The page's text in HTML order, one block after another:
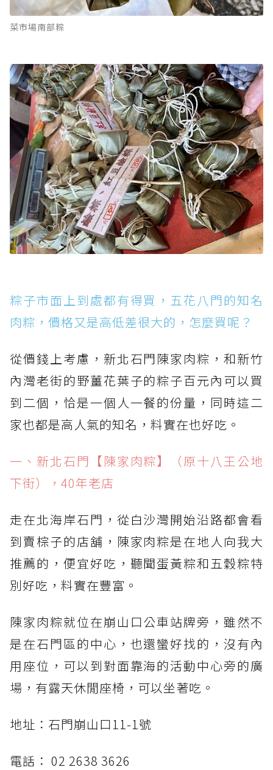
菜市場南部粽
粽子市面上到處都有得買，五花八門的知名
肉粽，價格又是高低差很大的，怎麼買呢？
從價錢上考慮，新北石門陳家肉粽，和新竹
內灣老街的野薑花葉子的粽子百元內可以買
到二個，恰是一個人一餐的份量，同時這二
家也都是高人氣的知名，料實在也好吃。
一、新北石門【陳家肉粽】（原十八王公地
下街），40年老店
走在北海岸石門，從白沙灣開始沿路都會看
到賣棕子的店舖，陳家肉粽是在地人向我大
推薦的，便宜好吃，聽聞蛋黃粽和五穀粽特
別好吃，料實在豐富。
陳家肉粽就位在崩山口公車站牌旁，雖然不
是在石門區的中心，也還蠻好找的，沒有內
用座位，可以到對面靠海的活動中心旁的廣
場，有露天休閒座椅，可以坐著吃。
地址：石門崩山口11-1號
電話： 02 2638 3626